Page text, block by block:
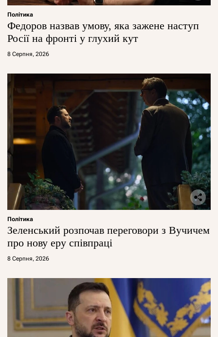
Політика
Федоров назвав умову, яка зажене наступ
Росії на фронті у глухий кут
8 Серпня, 2026
Політика
Зеленський розпочав переговори з Вучичем
про нову еру співпраці
8 Серпня, 2026